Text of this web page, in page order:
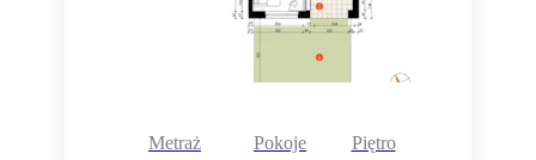
Metraż
Pokoje
Piętro